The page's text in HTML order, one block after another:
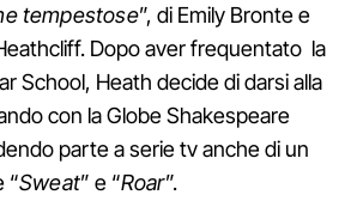
tempestose”, di Emily Bronte e
Dopo aver frequentato la
School, Heath decide di darsi alla
con la Globe Shakespeare
parte a serie tv anche di un
“Sweat” e “Roar”.